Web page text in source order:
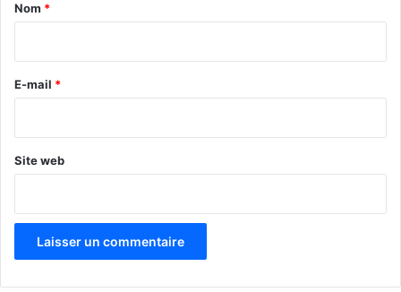
a
e
Nom *
E-mail *
Site web